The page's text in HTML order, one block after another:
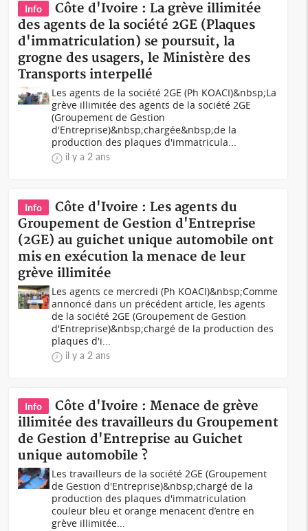
Info
Côte d'Ivoire : La grève illimitée
des agents de la société 2GE (Plaques
d'immatriculation) se poursuit, la
grogne des usagers, le Ministère des
Transports interpellé
Les agents de la société 2GE (Ph KOACI)&nbsp;La
grève illimitée des agents de la société 2GE
(Groupement de Gestion
d'Entreprise)&nbsp;chargée&nbsp;de la
production des plaques d'immatricula...
il y a 2 ans
Info
Côte d'Ivoire : Les agents du
Groupement de Gestion d'Entreprise
(2GE) au guichet unique automobile ont
mis en exécution la menace de leur
grève illimitée
Les agents ce mercredi (Ph KOACI)&nbsp;Comme
annoncé dans un précédent article, les agents
de la société 2GE (Groupement de Gestion
d'Entreprise)&nbsp;chargé de la production des
plaques d'i...
il y a 2 ans
Info
Côte d'Ivoire : Menace de grève
illimitée des travailleurs du Groupement
de Gestion d'Entreprise au Guichet
unique automobile ?
Les travailleurs de la société 2GE (Groupement
de Gestion d'Entreprise)&nbsp;chargé de la
production des plaques d'immatriculation
couleur bleu et orange menacent d’entre en
grève illimitée...